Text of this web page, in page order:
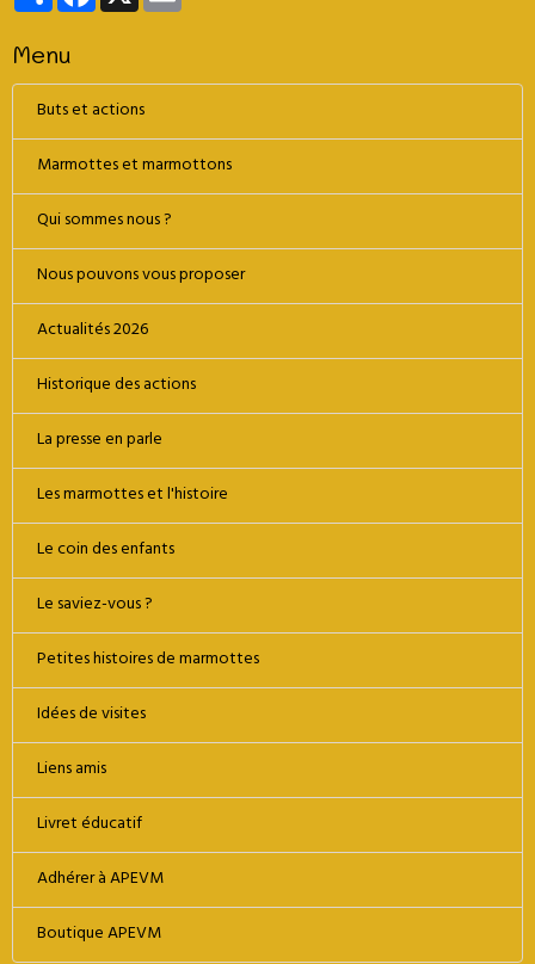
Menu
Buts et actions
Marmottes et marmottons
Qui sommes nous ?
Nous pouvons vous proposer
Actualités 2026
Historique des actions
La presse en parle
Les marmottes et l'histoire
Le coin des enfants
Le saviez-vous ?
Petites histoires de marmottes
Idées de visites
Liens amis
Livret éducatif
Adhérer à APEVM
Boutique APEVM